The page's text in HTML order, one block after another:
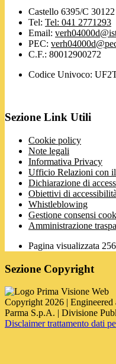
Castello 6395/C
Tel: Tel: 041 2771293
Email:
PEC:
C.F.: 80012900272
Codice Univoco:
Sezione Link Utili
Cookie policy
Note legali
Informativa Privacy
Ufficio Relazioni con
Dichiarazione di
Obiettivi di accessibilità
Whistleblowing
Gestione consensi
Amministrazione
Pagina visualizzata
Sezione Copyright
Copyright 2026 |
Parma S.p.A. | Divisione
Disclaimer trattamento dati